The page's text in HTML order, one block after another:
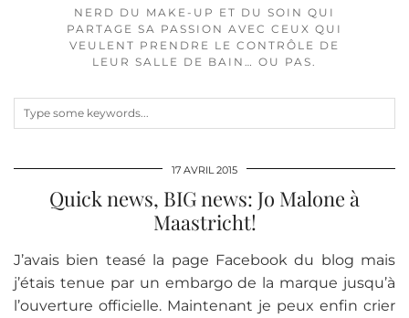
NERD DU MAKE-UP ET DU SOIN QUI
PARTAGE SA PASSION AVEC CEUX QUI
VEULENT PRENDRE LE CONTRÔLE DE
LEUR SALLE DE BAIN… OU PAS.
17 AVRIL 2015
Quick news, BIG news: Jo Malone à
Maastricht!
J’avais bien teasé la page Facebook du blog mais
j’étais tenue par un embargo de la marque jusqu’à
l’ouverture officielle. Maintenant je peux enfin crier